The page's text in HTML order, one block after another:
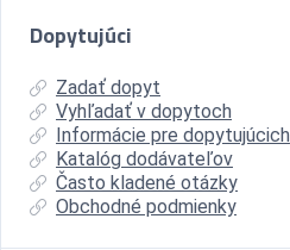
Dopytujúci
Zadať dopyt
Vyhľadať v dopytoch
Informácie pre dopytujúcich
Katalóg dodávateľov
Často kladené otázky
Obchodné podmienky